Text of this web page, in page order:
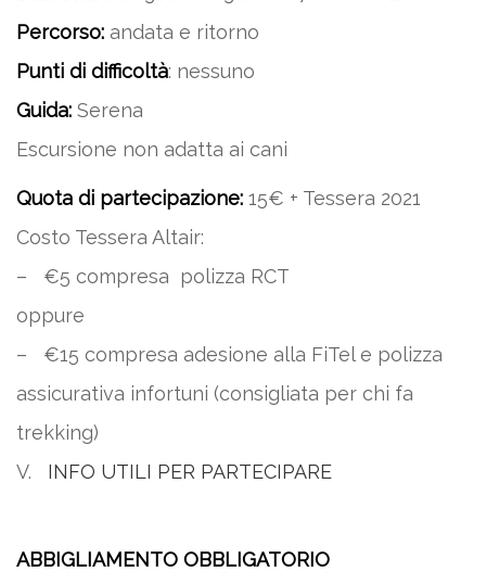
Percorso: andata e ritorno
Punti di difficoltà: nessuno
Guida: Serena
Escursione non adatta ai cani
Quota di partecipazione: 15€ + Tessera 2021
Costo Tessera Altair:
– €5 compresa polizza RCT
oppure
– €15 compresa adesione alla FiTel e polizza
assicurativa infortuni (consigliata per chi fa
trekking)
V. INFO UTILI PER PARTECIPARE
ABBIGLIAMENTO OBBLIGATORIO